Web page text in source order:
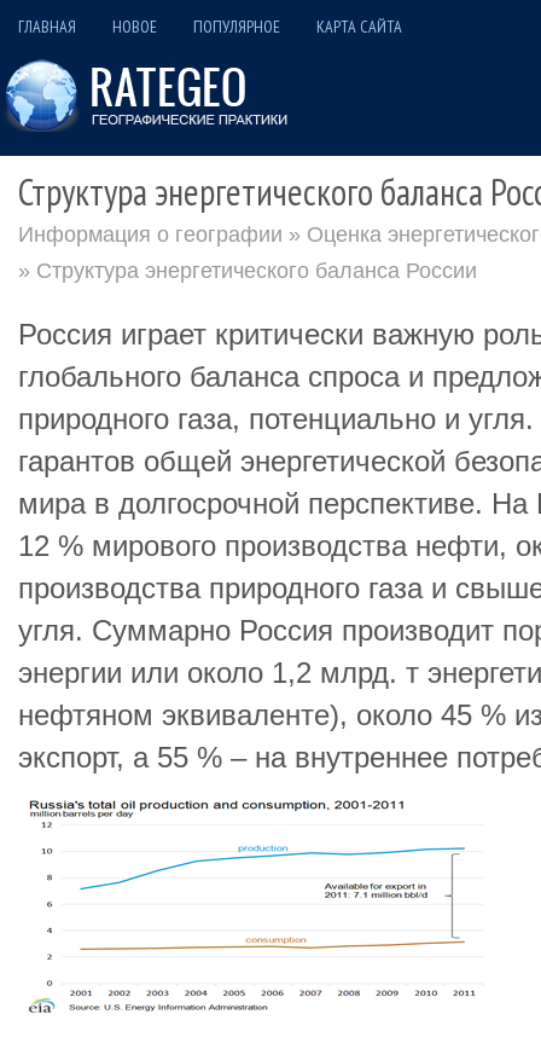
ГЛАВНАЯ НОВОЕ ПОПУЛЯРНОЕ КАРТА САЙТА
Структура энергетического баланса
Информация о географии » Оценка
» Структура энергетического баланса России
Россия играет критически важную
глобального баланса спроса и
природного газа, потенциально и
гарантов общей энергетической
мира в долгосрочной перспективе.
12 % мирового производства нефти,
производства природного газа и
угля. Суммарно Россия производит
энергии или около 1,2 млрд. т
нефтяном эквиваленте), около 45 %
экспорт, а 55 % – на внутреннее